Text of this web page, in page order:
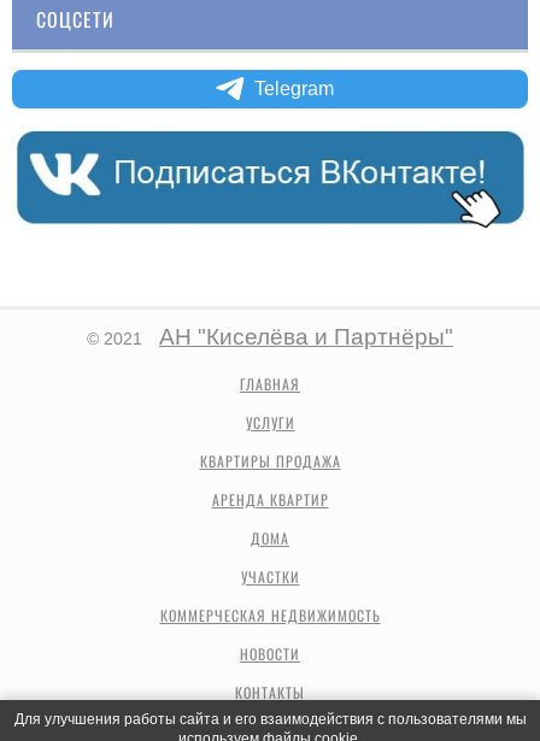
Для улучшения работы сайта и его взаимодействия с пользователями мы
СОЦСЕТИ
Telegram
© 2021 АН "Киселёва и Партнёры"
ГЛАВНАЯ
УСЛУГИ
КВАРТИРЫ ПРОДАЖА
АРЕНДА КВАРТИР
ДОМА
УЧАСТКИ
КОММЕРЧЕСКАЯ НЕДВИЖИМОСТЬ
НОВОСТИ
КОНТАКТЫ